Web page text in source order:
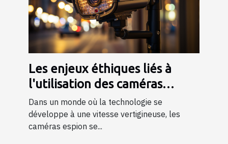
Les enjeux éthiques liés à
l'utilisation des caméras
espion dans la société
Dans un monde où la technologie se
développe à une vitesse vertigineuse, les
caméras espion se...